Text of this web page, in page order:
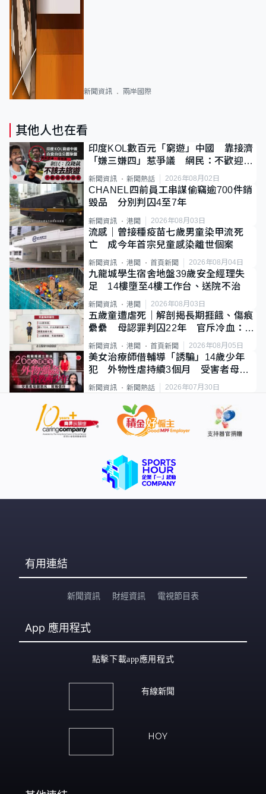
新聞資訊 兩岸國際
其他人也在看
印度KOL數百元「窮遊」中國 靠接濟
「嫌三嫌四」惹爭議 網民：不歡迎劣
質旅客
新聞資訊 新聞熱話 2026年08月02日
CHANEL四前員工串謀偷竊逾700件銷
毀品 分別判囚4至7年
新聞資訊 港聞 2026年08月03日
流感｜曾接種疫苗七歲男童染甲流死
亡 成今年首宗兒童感染離世個案
新聞資訊 港聞 首頁新聞 2026年08月04日
九龍城學生宿舍地盤39歲安全經理失
足 14樓墮至4樓工作台、送院不治
新聞資訊 港聞 2026年08月03日
五歲童遭虐死｜解剖揭長期捱餓、傷痕
纍纍 母認罪判囚22年 官斥冷血：同
類案最惡劣
新聞資訊 港聞 首頁新聞 2026年08月05日
美女治療師借輔導「誘騙」14歲少年
犯 外物性虐持續3個月 受害者母：
要保護其他人
新聞資訊 新聞熱話 2026年07月30日
有用連結
新聞資訊 財經資訊 電視節目表
App 應用程式
點擊下載app應用程式
有線新聞
HOY